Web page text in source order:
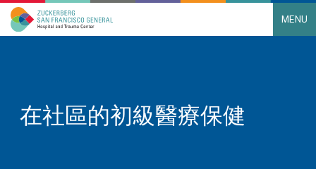
Main Navigation MENU
在社區的初級醫療保健